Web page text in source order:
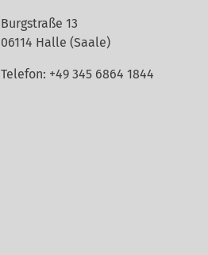
Burgstraße 13
06114 Halle (Saale)
Telefon: +49 345 6864 1844